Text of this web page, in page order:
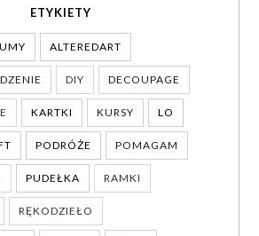
ETYKIETY
ALTEREDART
DIY DECOUPAGE
KARTKI KURSY LO
PODRÓŻE POMAGAM
PUDEŁKA RAMKI
RĘKODZIEŁO